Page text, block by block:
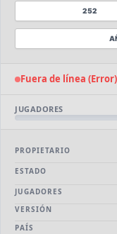
🎮 MODALIDADES
🎮
🎮Premium
🎮Sin Lag
252
Fuera de línea (Error)
JUGADORES
PROPIETARIO
ESTADO
JUGADORES
VERSIÓN
PAÍS